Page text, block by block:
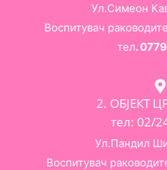
Ул.Симеон
Воспитувач
тел.
2. ОБЈЕКТ
тел: 02/
Ул.Пандил
Воспитувач